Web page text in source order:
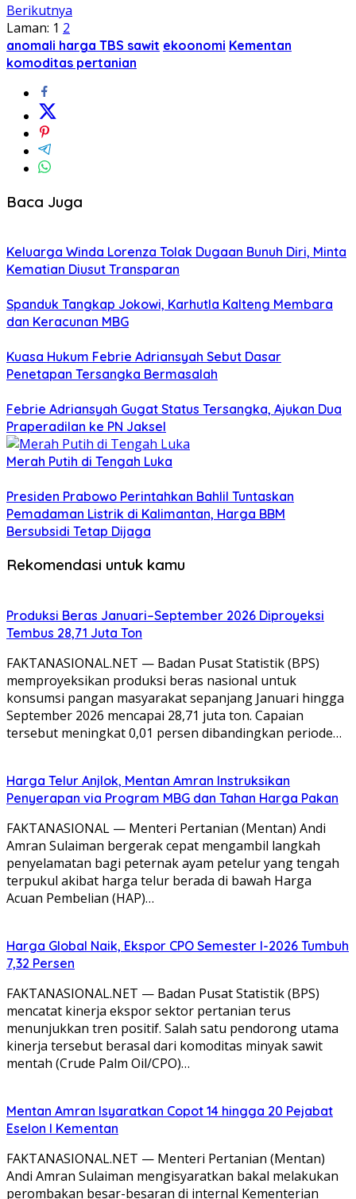
Berikutnya
Laman: 1 2
anomali harga TBS sawit ekoonomi Kementan
komoditas pertanian
Baca Juga
Keluarga Winda Lorenza Tolak Dugaan Bunuh Diri, Minta
Kematian Diusut Transparan
Spanduk Tangkap Jokowi, Karhutla Kalteng Membara
dan Keracunan MBG
Kuasa Hukum Febrie Adriansyah Sebut Dasar
Penetapan Tersangka Bermasalah
Febrie Adriansyah Gugat Status Tersangka, Ajukan Dua
Praperadilan ke PN Jaksel
Merah Putih di Tengah Luka
Presiden Prabowo Perintahkan Bahlil Tuntaskan
Pemadaman Listrik di Kalimantan, Harga BBM
Bersubsidi Tetap Dijaga
Rekomendasi untuk kamu
Produksi Beras Januari–September 2026 Diproyeksi
Tembus 28,71 Juta Ton
FAKTANASIONAL.NET — Badan Pusat Statistik (BPS)
memproyeksikan produksi beras nasional untuk
konsumsi pangan masyarakat sepanjang Januari hingga
September 2026 mencapai 28,71 juta ton. Capaian
tersebut meningkat 0,01 persen dibandingkan periode…
Harga Telur Anjlok, Mentan Amran Instruksikan
Penyerapan via Program MBG dan Tahan Harga Pakan
FAKTANASIONAL — Menteri Pertanian (Mentan) Andi
Amran Sulaiman bergerak cepat mengambil langkah
penyelamatan bagi peternak ayam petelur yang tengah
terpukul akibat harga telur berada di bawah Harga
Acuan Pembelian (HAP)…
Harga Global Naik, Ekspor CPO Semester I-2026 Tumbuh
7,32 Persen
FAKTANASIONAL.NET — Badan Pusat Statistik (BPS)
mencatat kinerja ekspor sektor pertanian terus
menunjukkan tren positif. Salah satu pendorong utama
kinerja tersebut berasal dari komoditas minyak sawit
mentah (Crude Palm Oil/CPO)…
Mentan Amran Isyaratkan Copot 14 hingga 20 Pejabat
Eselon I Kementan
FAKTANASIONAL.NET — Menteri Pertanian (Mentan)
Andi Amran Sulaiman mengisyaratkan bakal melakukan
perombakan besar-besaran di internal Kementerian